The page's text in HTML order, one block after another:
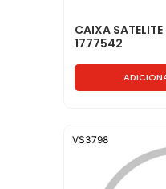
CAIXA
1777542
VS3798